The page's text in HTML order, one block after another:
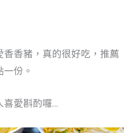
香香豬，真的很好吃，推薦
份。
喜愛斟酌囉…